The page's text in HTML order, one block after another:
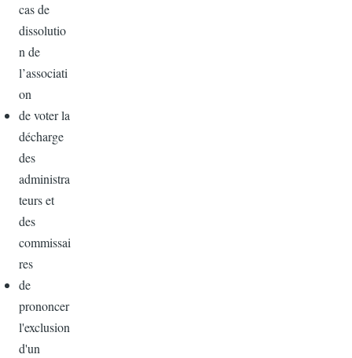
cas de
dissolutio
n de
l’associati
on
de voter la
décharge
des
administra
teurs et
des
commissai
res
de
prononcer
l'exclusion
d'un